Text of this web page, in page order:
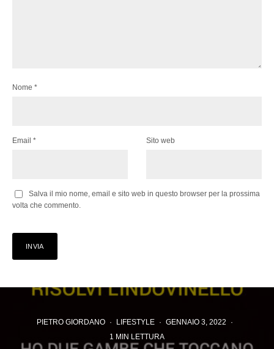
Nome *
Email * Sito web
Salva il mio nome, email e sito web in questo browser per la prossima
volta che commento.
PIETRO GIORDANO · LIFESTYLE · GENNAIO 3, 2022
·
1 MIN LETTURA